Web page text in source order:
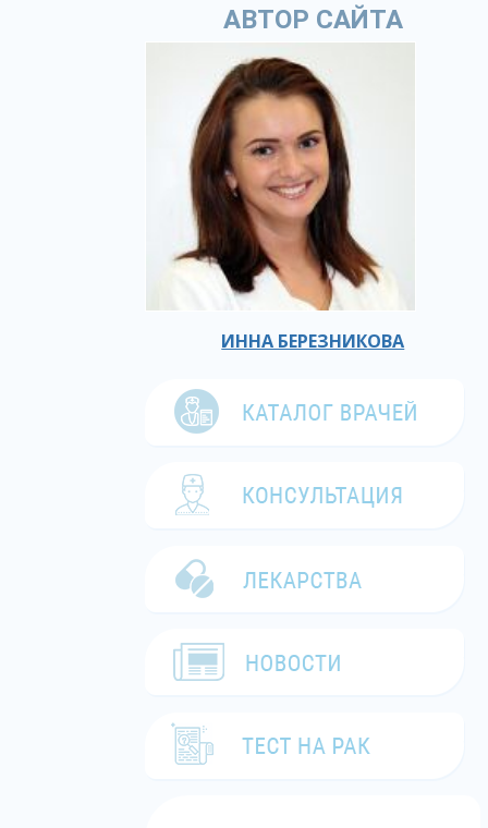
АВТОР САЙТА
ИННА БЕРЕЗНИКОВА